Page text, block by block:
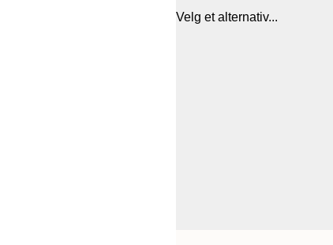
Velg et alternativ...